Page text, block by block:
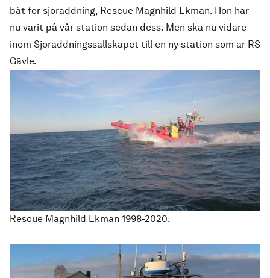
båt för sjöräddning, Rescue Magnhild Ekman. Hon har
nu varit på vår station sedan dess. Men ska nu vidare
inom Sjöräddningssällskapet till en ny station som är RS
Gävle.
Rescue Magnhild Ekman 1998-2020.